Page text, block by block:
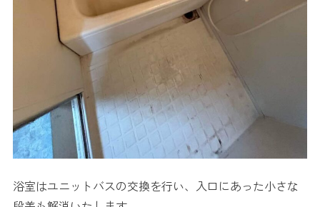
浴室はユニットバスの交換を行い、入口にあった小さな